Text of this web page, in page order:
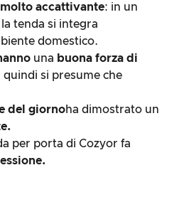
accattivante: in un
tenda si integra
domestico.
una buona forza di
quindi si presume che
del giornoha dimostrato un
per porta di Cozyor fa